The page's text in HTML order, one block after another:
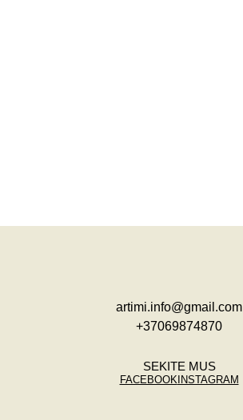
artimi.info@gmail.com
+37069874870
SEKITE MUS
FACEBOOKINSTAGRAM